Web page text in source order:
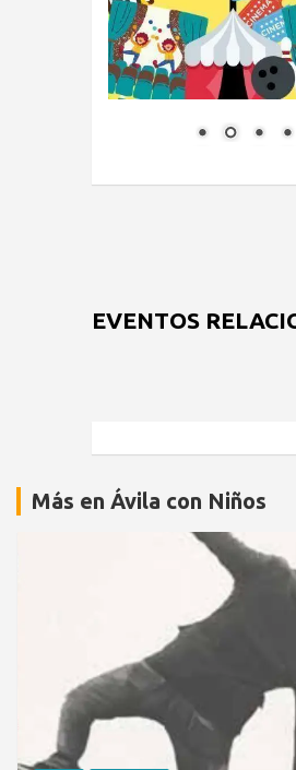
EVENTOS
Más en Ávila con Niños